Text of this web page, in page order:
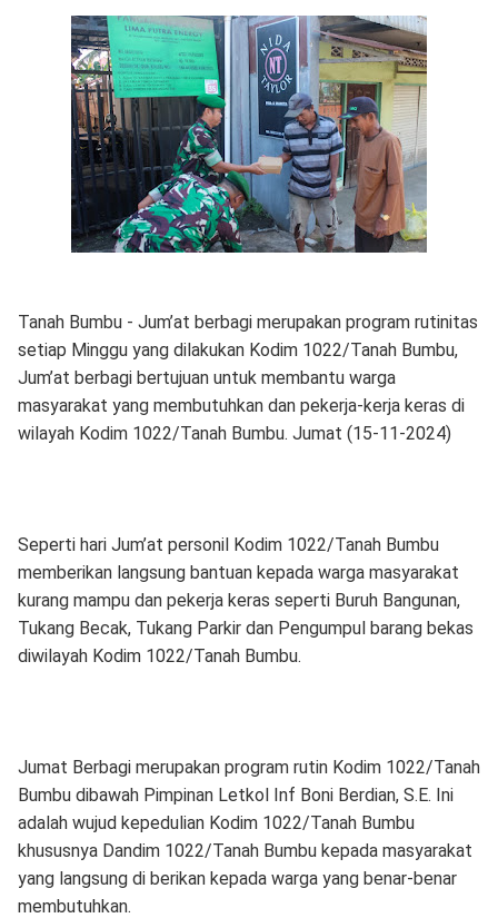
Tanah Bumbu - Jum’at berbagi merupakan program rutinitas
setiap Minggu yang dilakukan Kodim 1022/Tanah Bumbu,
Jum’at berbagi bertujuan untuk membantu warga
masyarakat yang membutuhkan dan pekerja-kerja keras di
wilayah Kodim 1022/Tanah Bumbu. Jumat (15-11-2024)
Seperti hari Jum’at personil Kodim 1022/Tanah Bumbu
memberikan langsung bantuan kepada warga masyarakat
kurang mampu dan pekerja keras seperti Buruh Bangunan,
Tukang Becak, Tukang Parkir dan Pengumpul barang bekas
diwilayah Kodim 1022/Tanah Bumbu.
Jumat Berbagi merupakan program rutin Kodim 1022/Tanah
Bumbu dibawah Pimpinan Letkol Inf Boni Berdian, S.E. Ini
adalah wujud kepedulian Kodim 1022/Tanah Bumbu
khususnya Dandim 1022/Tanah Bumbu kepada masyarakat
yang langsung di berikan kepada warga yang benar-benar
membutuhkan.